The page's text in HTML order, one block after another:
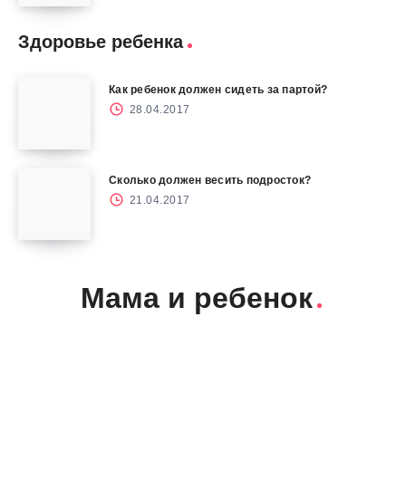
Здоровье ребенка
Как ребенок должен сидеть за партой?
28.04.2017
Сколько должен весить подросток?
21.04.2017
Мама и ребенок